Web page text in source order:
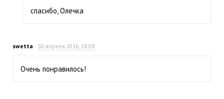
спасибо, Олечка
swetta 30 апреля 2016, 18:08
Очень понравилось!